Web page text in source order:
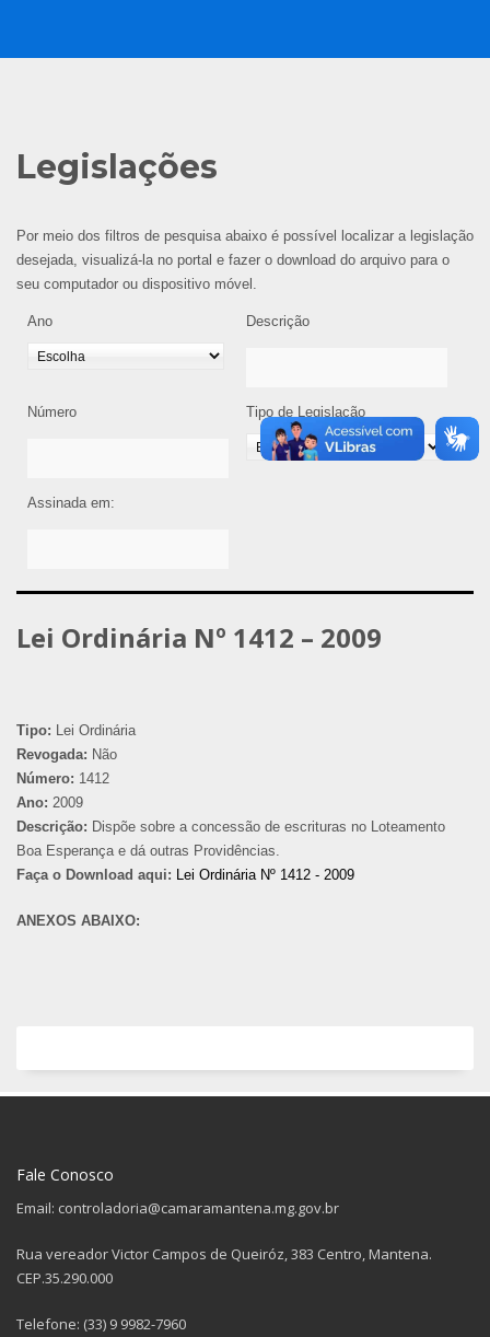
Legislações
Por meio dos filtros de pesquisa abaixo é possível localizar a legislação
desejada, visualizá-la no portal e fazer o download do arquivo para o
seu computador ou dispositivo móvel.
Ano Descrição
Número Tipo de Legislação
Assinada em:
Lei Ordinária Nº 1412 – 2009
Tipo: Lei Ordinária
Revogada: Não
Número: 1412
Ano: 2009
Descrição: Dispõe sobre a concessão de escrituras no Loteamento
Boa Esperança e dá outras Providências.
Faça o Download aqui: Lei Ordinária Nº 1412 - 2009
ANEXOS ABAIXO:
Fale Conosco
Email: controladoria@camaramantena.mg.gov.br
Rua vereador Victor Campos de Queiróz, 383 Centro, Mantena.
CEP.35.290.000
Telefone: (33) 9 9982-7960